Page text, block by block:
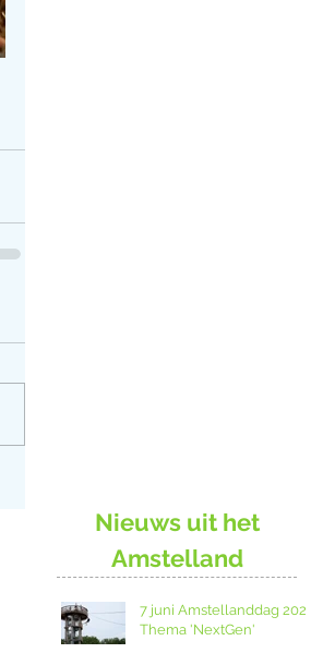
Nieuws uit het
Amstelland
7 juni Amstellanddag 2026:
Thema 'NextGen'